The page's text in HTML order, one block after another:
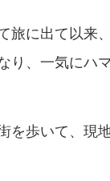
旅に出て以来
、一気にハ
を歩いて、現